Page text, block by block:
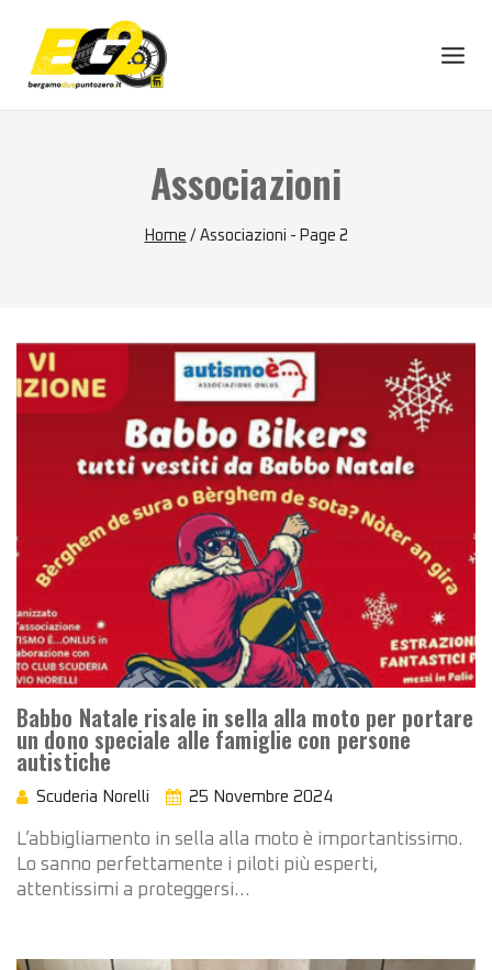
content
Associazioni
Home / Associazioni - Page 2
Babbo Natale risale in sella alla moto per portare
un dono speciale alle famiglie con persone
autistiche
Scuderia Norelli 25 Novembre 2024
L’abbigliamento in sella alla moto è importantissimo.
Lo sanno perfettamente i piloti più esperti,
attentissimi a proteggersi…